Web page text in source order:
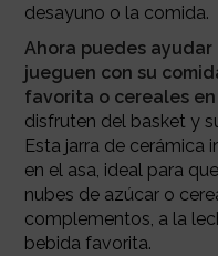
desayuno o la comida.
Ahora puedes
jueguen con su
favorita o cereales
disfruten del basket y
Esta jarra de cerámica
en el asa, ideal para
nubes de azúcar o
complementos, a la
bebida favorita.